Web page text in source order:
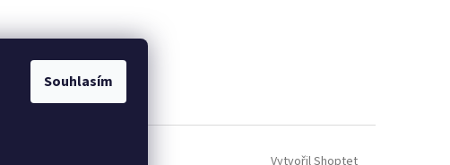
Souhlasím
Vytvořil Shoptet